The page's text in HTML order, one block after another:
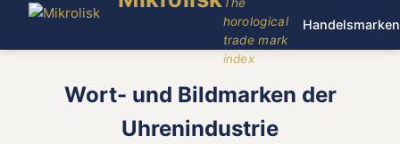
horological
trade mark
index
Handelsmarken
Wort- und Bildmarken der
Uhrenindustrie